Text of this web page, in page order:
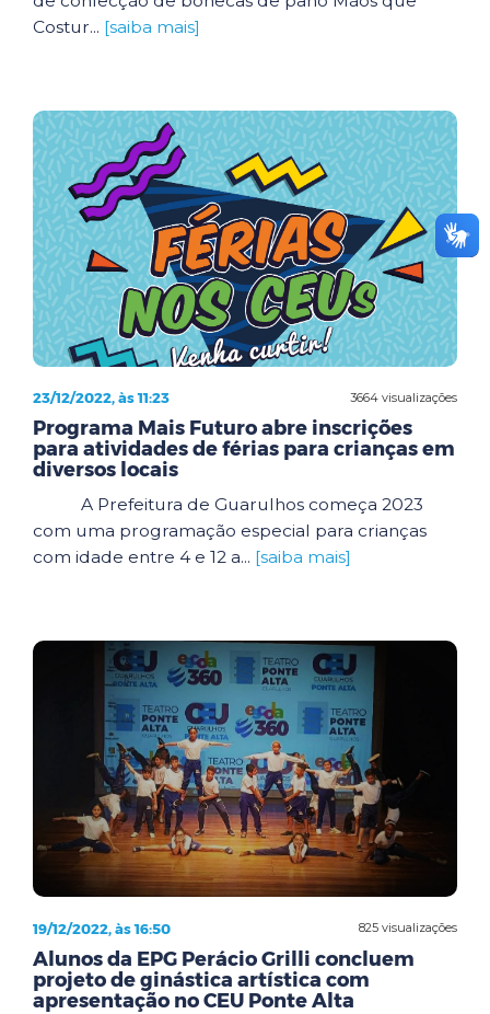
Costur... [saiba mais]
3664 visualizações
23/12/2022, às 11:23
Programa Mais Futuro abre inscrições
para atividades de férias para crianças em
diversos locais
A Prefeitura de Guarulhos começa 2023
com uma programação especial para crianças
com idade entre 4 e 12 a... [saiba mais]
825 visualizações
19/12/2022, às 16:50
Alunos da EPG Perácio Grilli concluem
projeto de ginástica artística com
apresentação no CEU Ponte Alta